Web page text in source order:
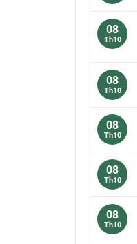
08
Th10
08
Th10
08
Th10
08
Th10
08
Th10